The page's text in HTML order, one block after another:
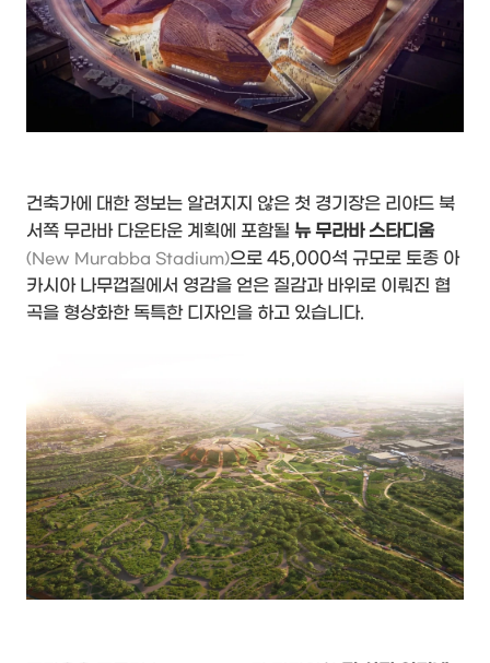
건축가에 대한 정보는 알려지지 않은 첫 경기장은 리야드 북
서쪽 무라바 다운타운 계획에 포함될 뉴 무라바 스타디움
(New Murabba Stadium)으로 45,000석 규모로 토종 아
카시아 나무껍질에서 영감을 얻은 질감과 바위로 이뤄진 협
곡을 형상화한 독특한 디자인을 하고 있습니다.